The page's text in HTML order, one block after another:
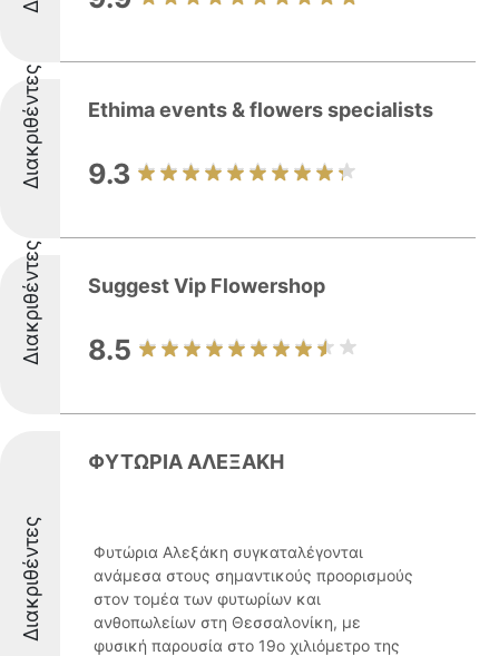
Διακριθέντες Ethima events & flowers specialists
9.3
Διακριθέντες Suggest Vip Flowershop
8.5
Διακριθέντες
ΦΥΤΩΡΙΑ ΑΛΕΞΑΚΗ
Φυτώρια Αλεξάκη συγκαταλέγονται
ανάμεσα στους σημαντικούς προορισμούς
στον τομέα των φυτωρίων και
ανθοπωλείων στη Θεσσαλονίκη, με
φυσική παρουσία στο 19ο χιλιόμετρο της